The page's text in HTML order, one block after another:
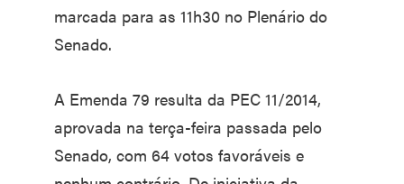
marcada para as 11h30 no Plenário do
Senado.
A Emenda 79 resulta da PEC 11/2014,
aprovada na terça-feira passada pelo
Senado, com 64 votos favoráveis e